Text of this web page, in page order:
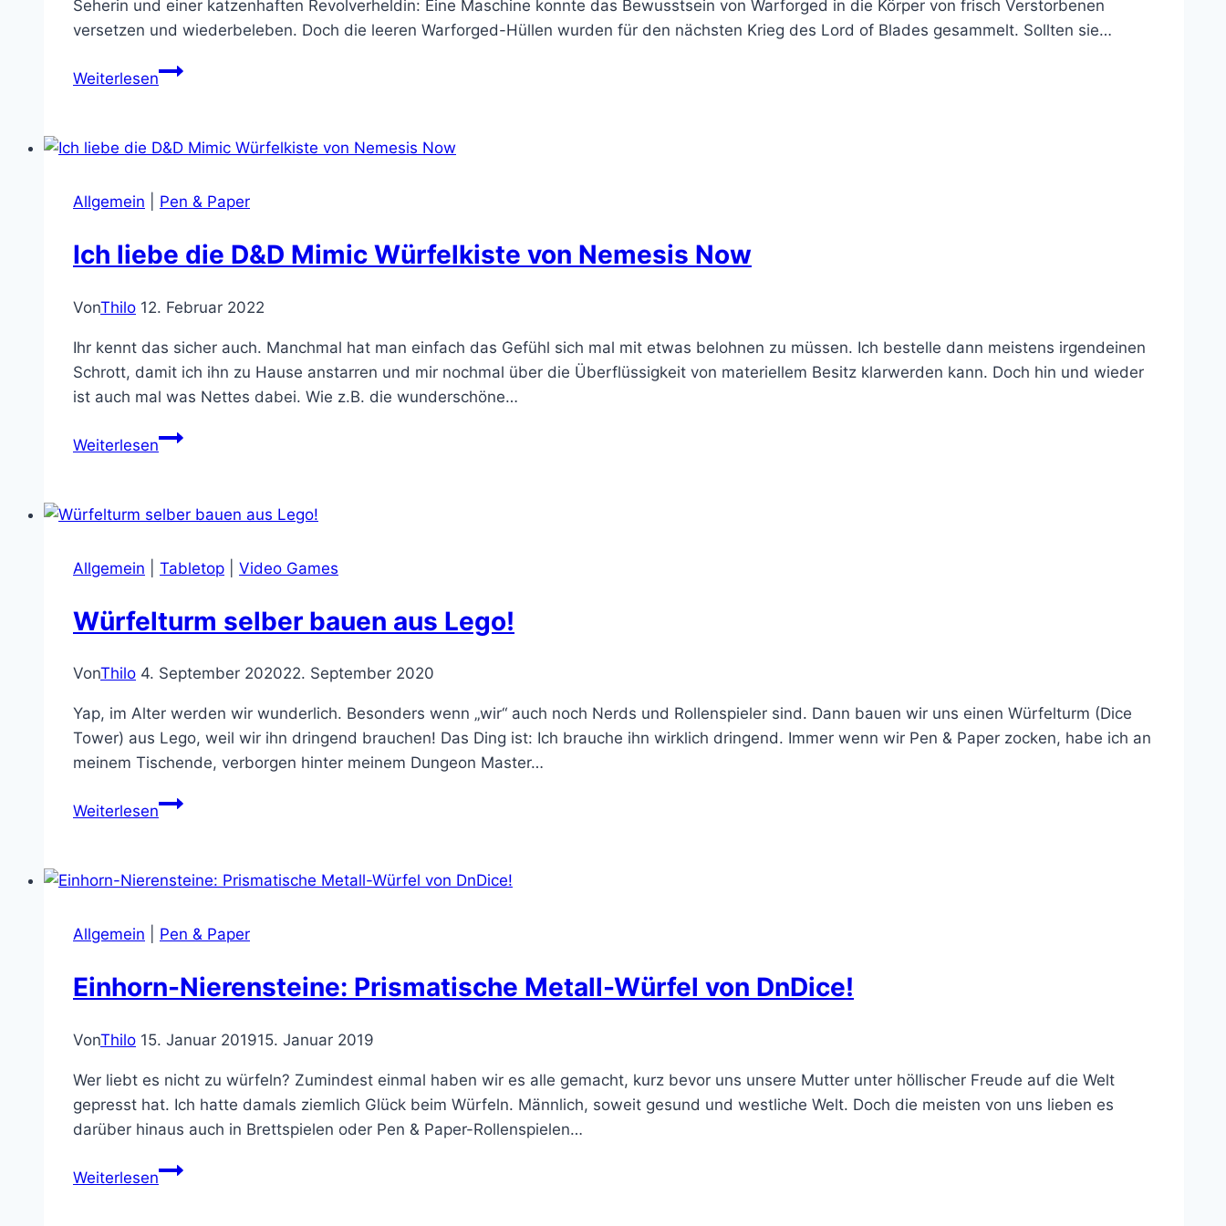
Seherin und einer katzenhaften Revolverheldin: Eine Maschine konnte das Bewusstsein von Warforged in die Körper von frisch Verstorbenen
versetzen und wiederbeleben. Doch die leeren Warforged-Hüllen wurden für den nächsten Krieg des Lord of Blades gesammelt. Sollten sie…
WeiterlesenEtsy
Drachenauge-
von
Allgemein Pen & Paper
Ich liebe die D&D Mimic Würfelkiste von Nemesis Now
VonThilo 12. Februar 2022
Ihr kennt das sicher auch. Manchmal hat man einfach das Gefühl sich mal mit etwas belohnen zu müssen. Ich bestelle dann meistens irgendeinen
Schrott, damit ich ihn zu Hause anstarren und mir nochmal über die Überflüssigkeit von materiellem Besitz klarwerden kann. Doch hin und wieder
ist auch mal was Nettes dabei. Wie z.B. die wunderschöne…
WeiterlesenIch
D&D
Würfelkiste
Now
Allgemein Tabletop Video Games
Würfelturm selber bauen aus Lego!
VonThilo 4. September 202022. September 2020
Yap, im Alter werden wir wunderlich. Besonders wenn „wir“ auch noch Nerds und Rollenspieler sind. Dann bauen wir uns einen Würfelturm (Dice
Tower) aus Lego, weil wir ihn dringend brauchen! Das Ding ist: Ich brauche ihn wirklich dringend. Immer wenn wir Pen & Paper zocken, habe ich an
meinem Tischende, verborgen hinter meinem Dungeon Master…
WeiterlesenWürfelturm
aus
Allgemein
Pen & Paper
Einhorn-Nierensteine: Prismatische Metall-Würfel von DnDice!
VonThilo 15. Januar 201915. Januar 2019
Wer liebt es nicht zu würfeln? Zumindest einmal haben wir es alle gemacht, kurz bevor uns unsere Mutter unter höllischer Freude auf die Welt
gepresst hat. Ich hatte damals ziemlich Glück beim Würfeln. Männlich, soweit gesund und westliche Welt. Doch die meisten von uns lieben es
darüber hinaus auch in Brettspielen oder Pen & Paper-Rollenspielen…
WeiterlesenEinhorn-